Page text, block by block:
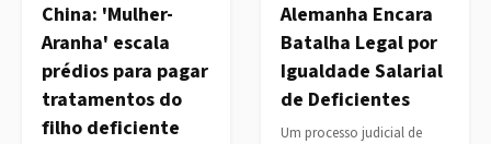
China: 'Mulher-
Aranha' escala
prédios para pagar
tratamentos do
filho deficiente
Alemanha Encara
Batalha Legal por
Igualdade Salarial
de Deficientes
Um processo judicial de